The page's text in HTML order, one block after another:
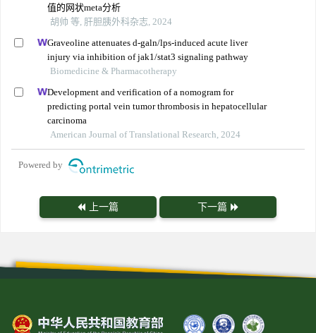
值的网状meta分析
胡帅 等, 肝胆胰外科杂志, 2024
Graveoline attenuates d-galn/lps-induced acute liver
injury via inhibition of jak1/stat3 signaling pathway
Biomedicine & Pharmacotherapy
Development and verification of a nomogram for
predicting portal vein tumor thrombosis in hepatocellular
carcinoma
American Journal of Translational Research, 2024
Powered by
上一篇 下一篇